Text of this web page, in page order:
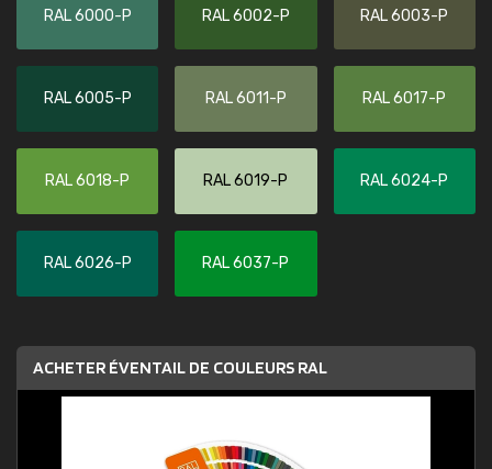
RAL 6000-P RAL 6002-P RAL 6003-P
RAL 6005-P RAL 6011-P RAL 6017-P
RAL 6018-P RAL 6019-P RAL 6024-P
RAL 6026-P RAL 6037-P
ACHETER ÉVENTAIL DE COULEURS RAL